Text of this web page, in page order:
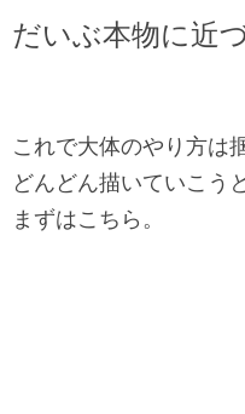
だいぶ本物に近
これで大体のやり方は
どんどん描いていこう
まずはこちら。